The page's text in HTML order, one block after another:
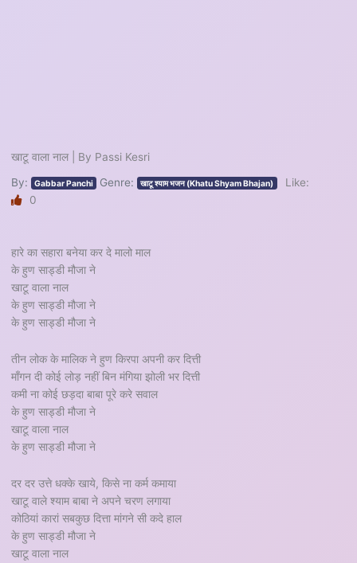
खाटू वाला नाल | By Passi Kesri
By: Gabbar Panchi Genre: खाटू श्याम भजन (Khatu Shyam Bhajan)
Like:
0
हारे का सहारा बनेया कर दे मालो माल
के हुण साड्डी मौजा ने
खाटू वाला नाल
के हुण साड्डी मौजा ने
के हुण साड्डी मौजा ने
तीन लोक के मालिक ने हुण किरपा अपनी कर दित्ती
माँगन दी कोई लोड़ नहीं बिन मंगिया झोली भर दित्ती
कमी ना कोई छड़दा बाबा पूरे करे सवाल
के हुण साड्डी मौजा ने
खाटू वाला नाल
के हुण साड्डी मौजा ने
दर दर उत्ते धक्के खाये, किसे ना कर्म कमाया
खाटू वाले श्याम बाबा ने अपने चरण लगाया
कोठियां कारां सबकुछ दित्ता मांगने सी कदे हाल
के हुण साड्डी मौजा ने
खाटू वाला नाल